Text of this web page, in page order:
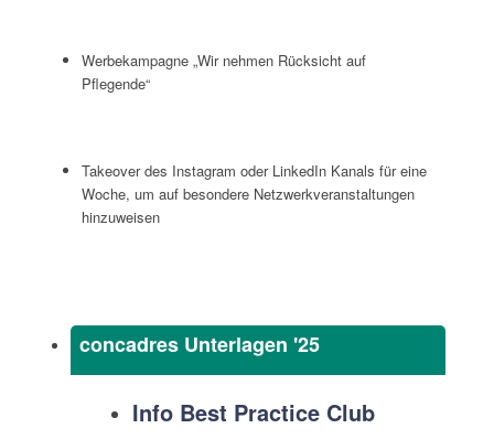
concadres Unterlagen '25
Info Best Practice Club
Werbekampagne „Wir nehmen Rücksicht auf
Pflegende“
Takeover des Instagram oder LinkedIn Kanals für eine
Woche, um auf besondere Netzwerkveranstaltungen
hinzuweisen